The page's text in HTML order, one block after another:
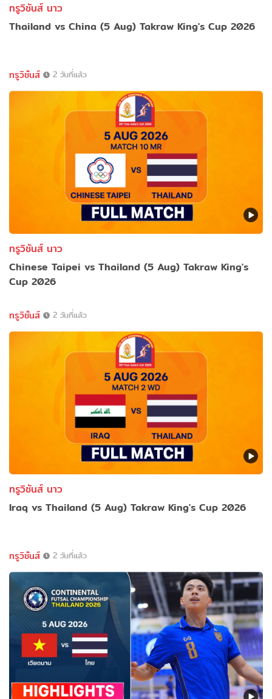
ทรูวิชันส์ นาว
Thailand vs China (5 Aug) Takraw King's Cup 2026
ทรูวิชั่นส์ 2 วันที่แล้ว
ทรูวิชันส์ นาว
Chinese Taipei vs Thailand (5 Aug) Takraw King's
Cup 2026
ทรูวิชั่นส์ 2 วันที่แล้ว
ทรูวิชันส์ นาว
Iraq vs Thailand (5 Aug) Takraw King's Cup 2026
ทรูวิชั่นส์ 2 วันที่แล้ว